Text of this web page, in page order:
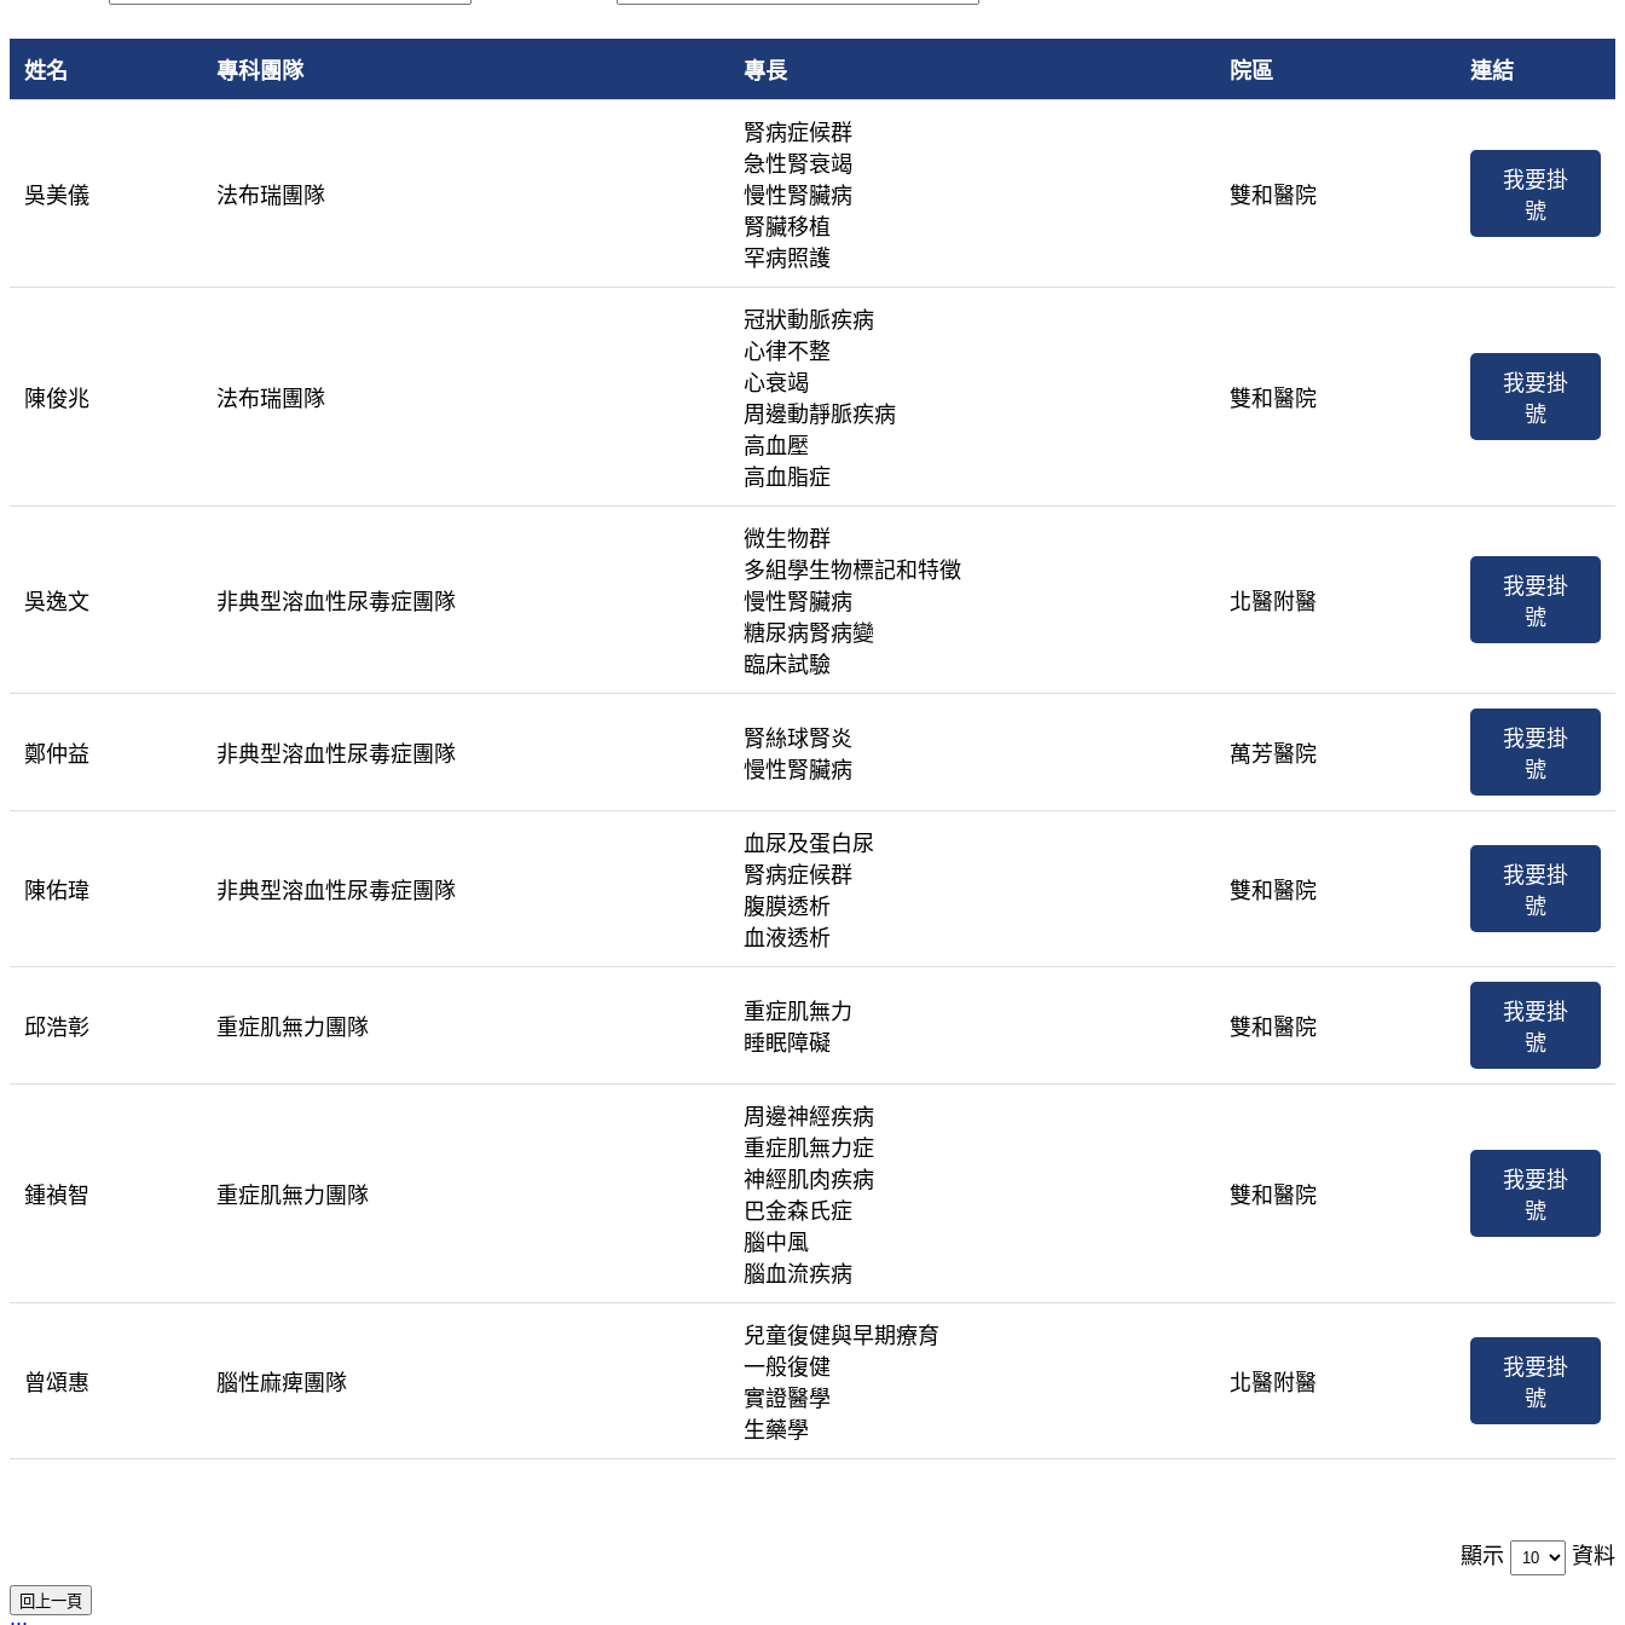
姓名 專科團隊 專長 院區 連結
吳美儀 法布瑞團隊
腎病症候群
急性腎衰竭
慢性腎臟病
腎臟移植
罕病照護
雙和醫院
我要掛
號
陳俊兆 法布瑞團隊
冠狀動脈疾病
心律不整
心衰竭
周邊動靜脈疾病
高血壓
高血脂症
雙和醫院
我要掛
號
吳逸文 非典型溶血性尿毒症團隊
微生物群
多組學生物標記和特徵
慢性腎臟病
糖尿病腎病變
臨床試驗
北醫附醫
我要掛
號
鄭仲益 非典型溶血性尿毒症團隊
腎絲球腎炎
慢性腎臟病
萬芳醫院
我要掛
號
陳佑瑋 非典型溶血性尿毒症團隊
血尿及蛋白尿
腎病症候群
腹膜透析
血液透析
雙和醫院
我要掛
號
邱浩彰 重症肌無力團隊
重症肌無力
睡眠障礙
雙和醫院
我要掛
號
鍾禎智 重症肌無力團隊
周邊神經疾病
重症肌無力症
神經肌肉疾病
巴金森氏症
腦中風
腦血流疾病
雙和醫院
我要掛
號
曾頌惠 腦性麻痺團隊
兒童復健與早期療育
一般復健
實證醫學
生藥學
北醫附醫
我要掛
號
顯示 資料